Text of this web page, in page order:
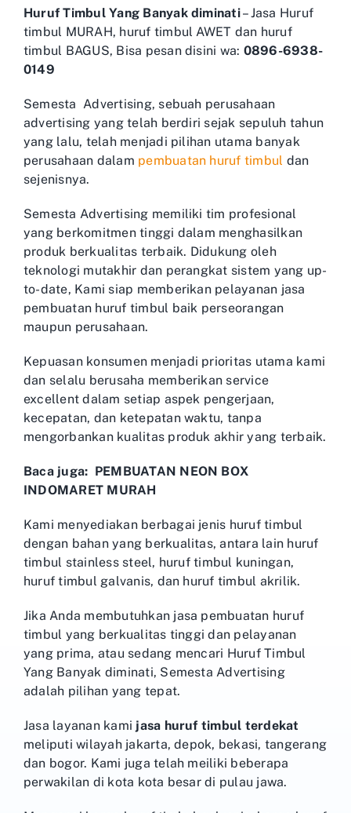
Huruf Timbul Yang Banyak diminati– Jasa Huruf
timbul MURAH, huruf timbul AWET dan huruf
timbul BAGUS, Bisa pesan disini wa: 0896-6938-
0149
Semesta Advertising, sebuah perusahaan
advertising yang telah berdiri sejak sepuluh tahun
yang lalu, telah menjadi pilihan utama banyak
perusahaan dalam pembuatan huruf timbul dan
sejenisnya.
Semesta Advertising memiliki tim profesional
yang berkomitmen tinggi dalam menghasilkan
produk berkualitas terbaik. Didukung oleh
teknologi mutakhir dan perangkat sistem yang up-
to-date, Kami siap memberikan pelayanan jasa
pembuatan huruf timbul baik perseorangan
maupun perusahaan.
Kepuasan konsumen menjadi prioritas utama kami
dan selalu berusaha memberikan service
excellent dalam setiap aspek pengerjaan,
kecepatan, dan ketepatan waktu, tanpa
mengorbankan kualitas produk akhir yang terbaik.
Baca juga: PEMBUATAN NEON BOX
INDOMARET MURAH
Kami menyediakan berbagai jenis huruf timbul
dengan bahan yang berkualitas, antara lain huruf
timbul stainless steel, huruf timbul kuningan,
huruf timbul galvanis, dan huruf timbul akrilik.
Jika Anda membutuhkan jasa pembuatan huruf
timbul yang berkualitas tinggi dan pelayanan
yang prima, atau sedang mencari Huruf Timbul
Yang Banyak diminati, Semesta Advertising
adalah pilihan yang tepat.
Jasa layanan kami jasa huruf timbul terdekat
meliputi wilayah jakarta, depok, bekasi, tangerang
dan bogor. Kami juga telah meiliki beberapa
perwakilan di kota kota besar di pulau jawa.